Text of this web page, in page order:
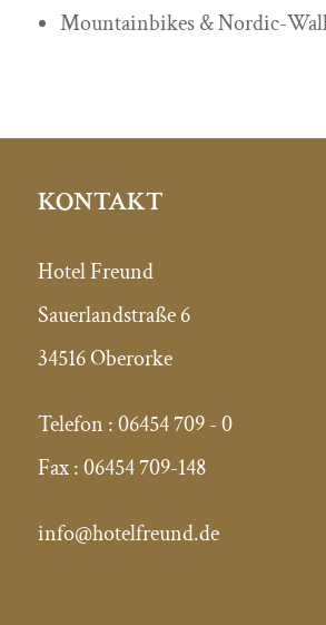
Mountainbikes & Nordic-
KONTAKT
Hotel Freund
Sauerlandstraße 6
34516 Oberorke
Telefon :06454 709 - 0
Fax :06454 709-148
info@hotelfreund.de